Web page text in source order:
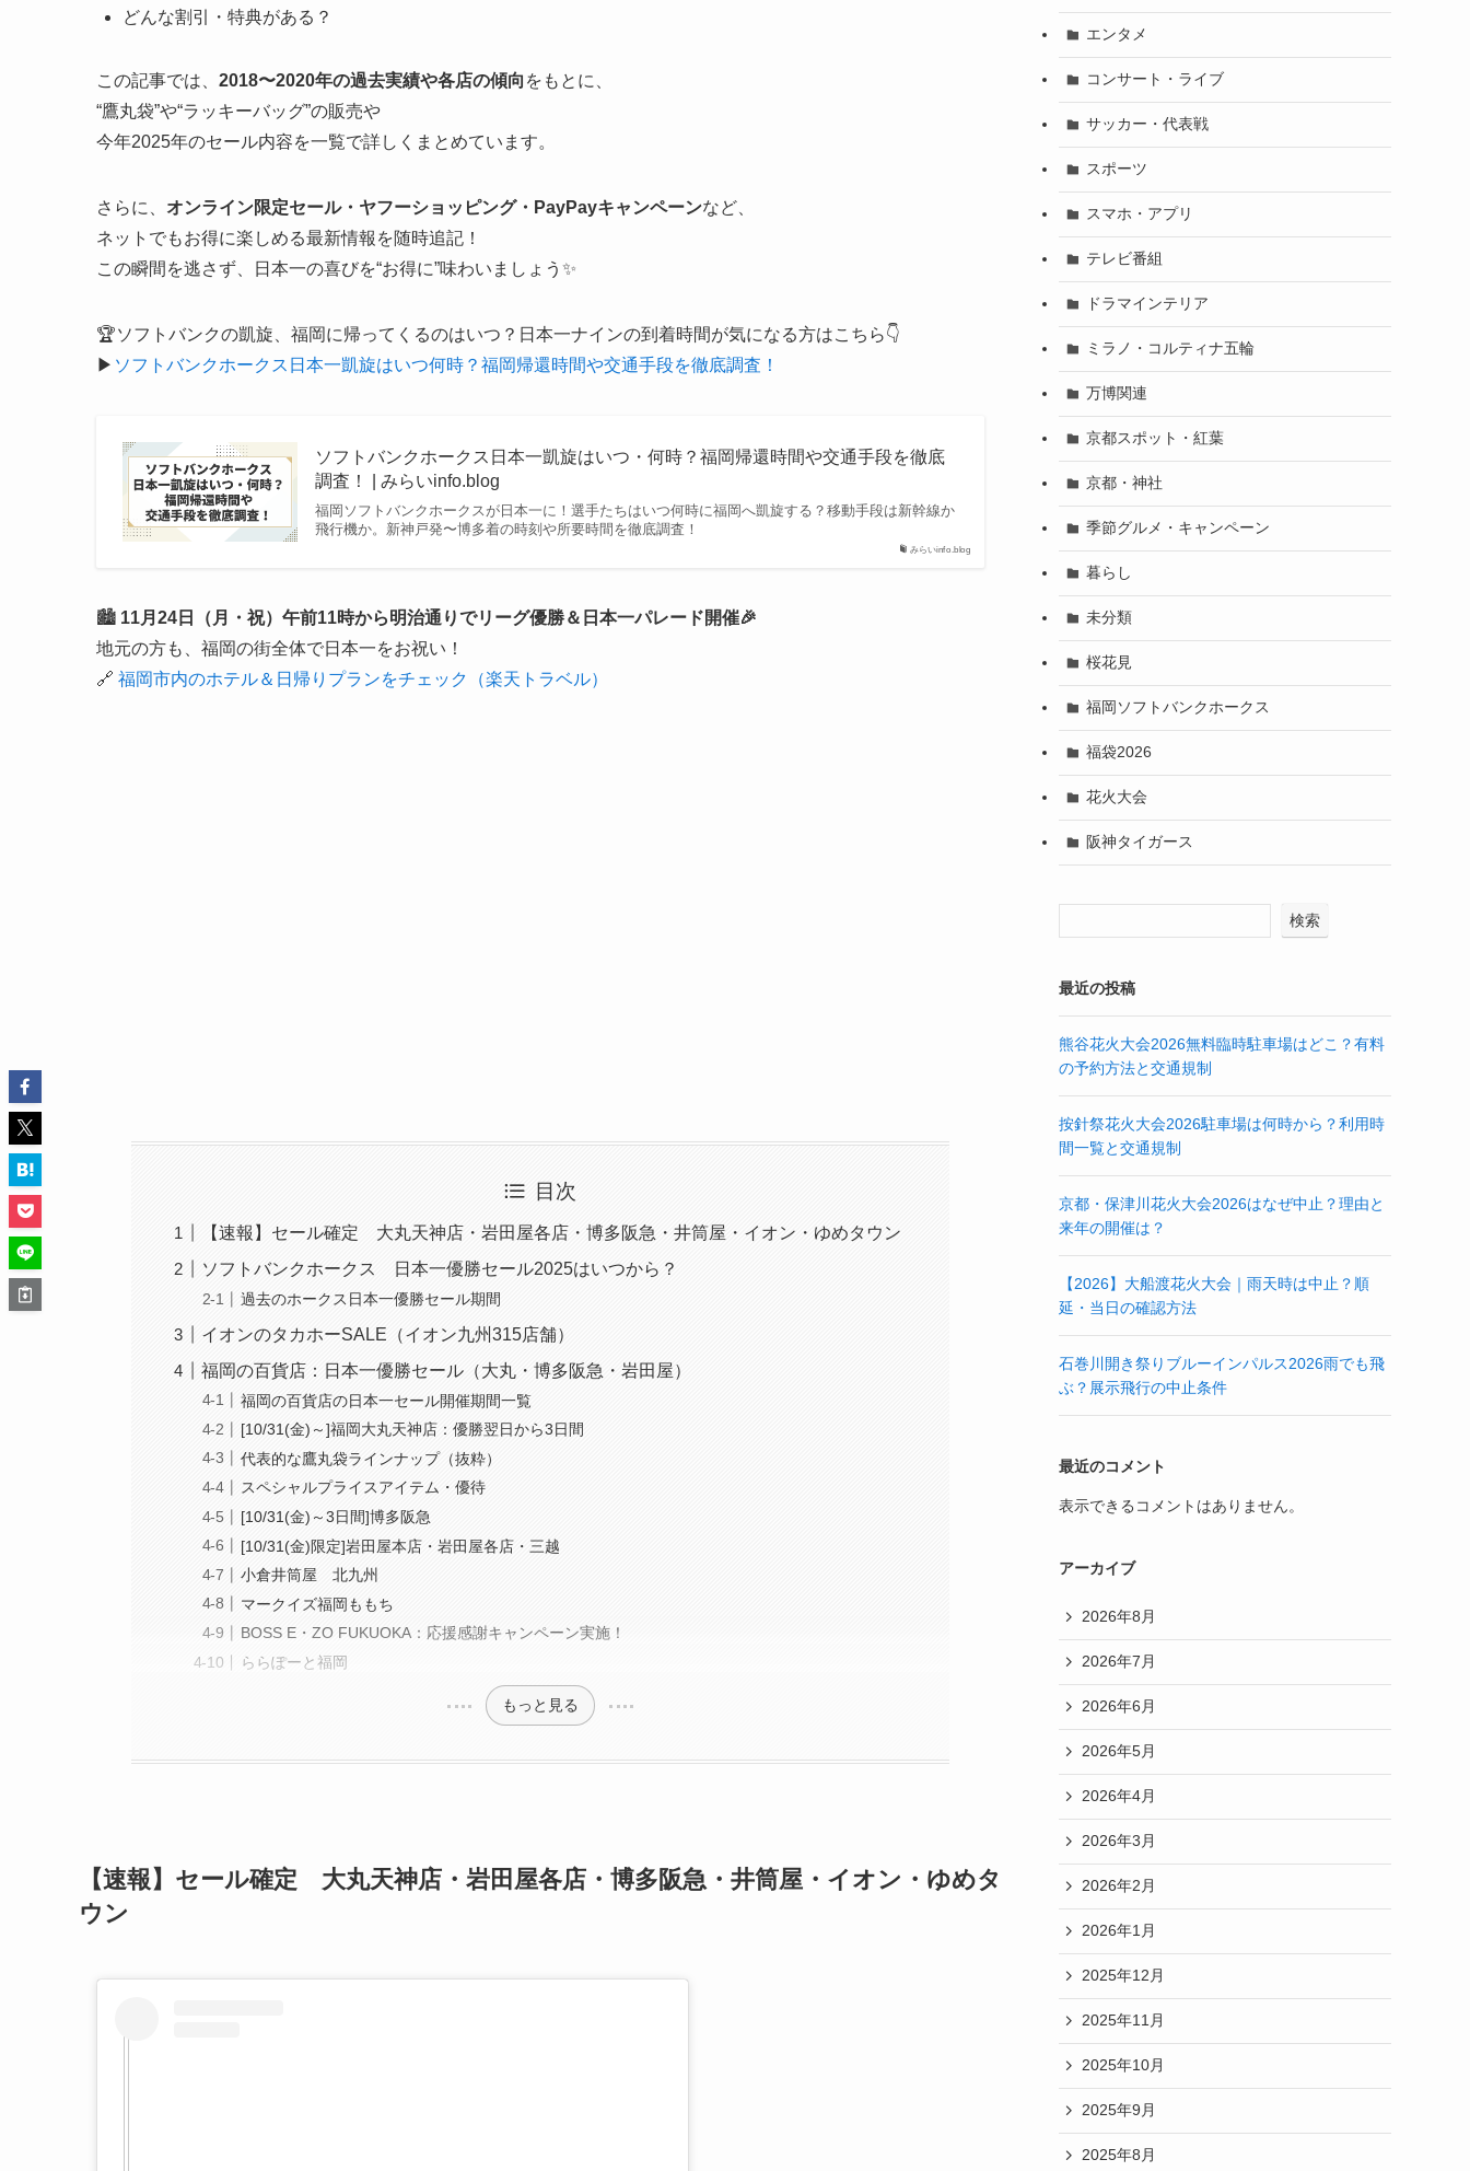
どんな割引・特典がある？
この記事では、 2018〜2020年の過去実績や各店の傾向 をもとに、
“鷹丸袋”や“ラッキーバッグ”の販売や
今年2025年のセール内容を一覧で詳しくまとめています。
さらに、 オンライン限定セール・ヤフーショッピング・PayPayキャンペーンなど、
ネットでもお得に楽しめる最新情報を随時追記！
この瞬間を逃さず、日本一の喜びを“お得に”味わいましょう✨
🏆ソフトバンクの凱旋、福岡に帰ってくるのはいつ？日本一ナインの到着時間が気になる方はこちら👇
▶ ソフトバンクホークス日本一凱旋はいつ何時？福岡帰還時間や交通手段を徹底調査！
みらいinfo.blog
ソフトバンクホークス日本一凱旋はいつ・何時？福岡帰還時間や交通手段を徹底
調査！ | みらいinfo.blog
福岡ソフトバンクホークスが日本一に！選手たちはいつ何時に福岡へ凱旋する？移動手段は新幹線か
飛行機か。新神戸発〜博多着の時刻や所要時間を徹底調査！
🏙️ 11月24日（月・祝）午前11時から明治通りでリーグ優勝＆日本一パレード開催🎉
地元の方も、福岡の街全体で日本一をお祝い！
🔗 福岡市内のホテル＆日帰りプランをチェック（楽天トラベル）
目次
【速報】セール確定 大丸天神店・岩田屋各店・博多阪急・井筒屋・イオン・ゆめタウン
ソフトバンクホークス 日本一優勝セール2025はいつから？
過去のホークス日本一優勝セール期間
イオンのタカホーSALE（イオン九州315店舗）
福岡の百貨店：日本一優勝セール（大丸・博多阪急・岩田屋）
福岡の百貨店の日本一セール開催期間一覧
[10/31(金)～]福岡大丸天神店：優勝翌日から3日間
代表的な鷹丸袋ラインナップ（抜粋）
スペシャルプライスアイテム・優待
[10/31(金)～3日間]博多阪急
[10/31(金)限定]岩田屋本店・岩田屋各店・三越
小倉井筒屋 北九州
マークイズ福岡ももち
BOSS E・ZO FUKUOKA：応援感謝キャンペーン実施！
ららぽーと福岡
もっと見る
【速報】セール確定 大丸天神店・岩田屋各店・博多阪急・井筒屋・イオン・ゆめタ
ウン
エンタメ
コンサート・ライブ
サッカー・代表戦
スポーツ
スマホ・アプリ
テレビ番組
ドラマインテリア
ミラノ・コルティナ五輪
万博関連
京都スポット・紅葉
京都・神社
季節グルメ・キャンペーン
暮らし
未分類
桜花見
福岡ソフトバンクホークス
福袋2026
花火大会
阪神タイガース
検索
最近の投稿
熊谷花火大会2026無料臨時駐車場はどこ？有料
の予約方法と交通規制
按針祭花火大会2026駐車場は何時から？利用時
間一覧と交通規制
京都・保津川花火大会2026はなぜ中止？理由と
来年の開催は？
【2026】大船渡花火大会｜雨天時は中止？順
延・当日の確認方法
石巻川開き祭りブルーインパルス2026雨でも飛
ぶ？展示飛行の中止条件
最近のコメント
表示できるコメントはありません。
アーカイブ
2026年8月
2026年7月
2026年6月
2026年5月
2026年4月
2026年3月
2026年2月
2026年1月
2025年12月
2025年11月
2025年10月
2025年9月
2025年8月